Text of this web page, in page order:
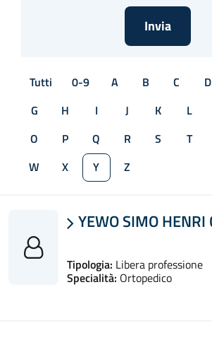
Tutti 0-9 A B C D
G
H I J K L
O
P Q R S T
W
X Y Z
 YEWO SIMO HENRI
Tipologia: Libera professione
Specialità: Ortopedico